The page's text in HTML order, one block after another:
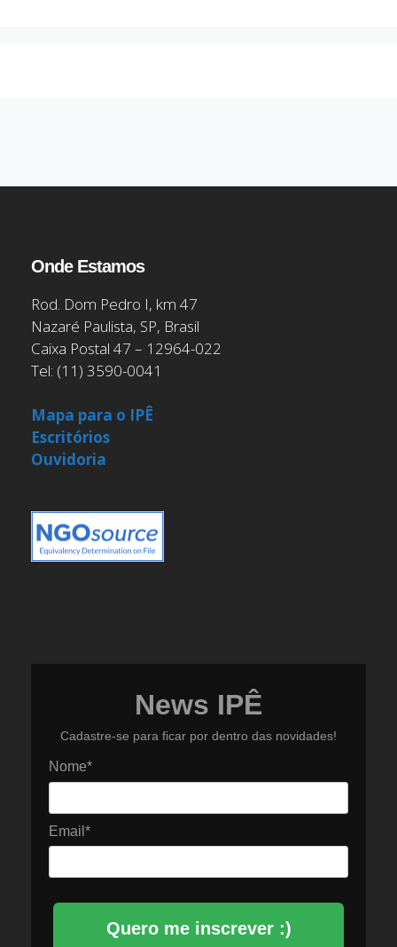
Onde Estamos
Rod. Dom Pedro I, km 47
Nazaré Paulista, SP, Brasil
Caixa Postal 47 – 12964-022
Tel: (11) 3590-0041
Mapa para o IPÊ
Escritórios
Ouvidoria
News IPÊ
Cadastre-se para ficar por dentro das novidades!
Nome*
Email*
Quero me inscrever :)